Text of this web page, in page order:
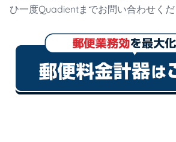
ひ一度Quadientまでお問い合わせくだ